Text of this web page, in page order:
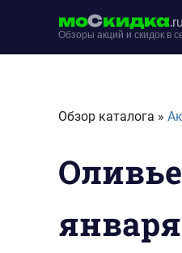
моСкидка.ru
Обзоры акций и скидок в
Обзор каталога »